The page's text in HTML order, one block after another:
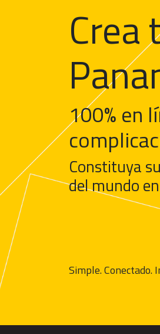
Crea
100% en
Constituya
del mundo
Simple. Conectado.